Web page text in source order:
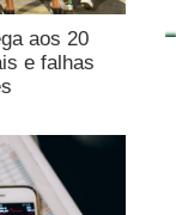
aos 20
e falhas